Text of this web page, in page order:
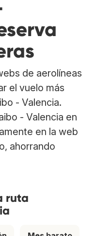
de aerolíneas
el vuelo más
- Valencia.
- Valencia en
en la web
ahorrando
ruta